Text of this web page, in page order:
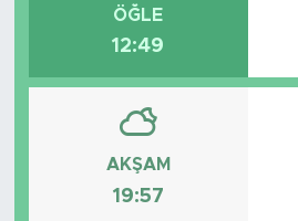
ÖĞLE
12:49
AKŞAM
19:57